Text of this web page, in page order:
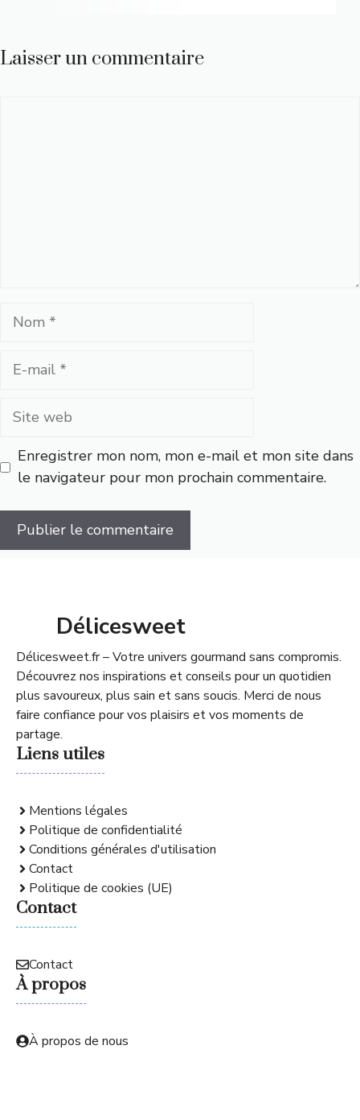
Laisser un commentaire
Nom
Site
Enregistrer mon nom, mon e-mail et mon site dans
le navigateur pour mon prochain commentaire.
Délicesweet
Délicesweet.fr – Votre univers gourmand sans compromis.
Découvrez nos inspirations et conseils pour un quotidien
plus savoureux, plus sain et sans soucis. Merci de nous
faire confiance pour vos plaisirs et vos moments de
partage.
Liens utiles
Mentions légales
Politique de confidentialité
Conditions générales d'utilisation
Contact
Politique de cookies (UE)
Contact
Contact
À propos
À propos de nous